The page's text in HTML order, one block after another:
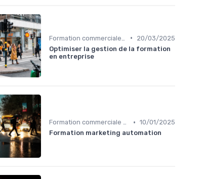
•
20/03/2025
Optimiser la gestion de la formation
en entreprise
Formation commerciale & Sales training • 10/01/2025
Formation marketing automation